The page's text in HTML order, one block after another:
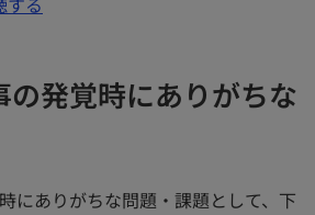
の発覚時にありがちな
にありがちな問題・課題として、下